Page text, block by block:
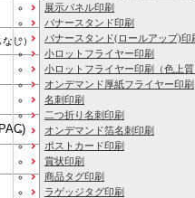
なし）
展示パネル印刷
バナースタンド印刷
バナースタンド(ロールアップ)印
小ロットフライヤー印刷
小ロットフライヤー印刷（色上
オンデマンド厚紙フライヤー印刷
名刺印刷
二つ折り名刺印刷
オンデマンド箔名刺印刷
ポストカード印刷
賞状印刷
商品タグ印刷
ラゲッジタグ印刷